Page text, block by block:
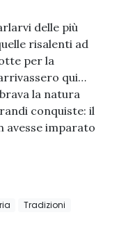
delle più
risalenti ad
per la
qui…
la natura
conquiste: il
avesse imparato
Tradizioni